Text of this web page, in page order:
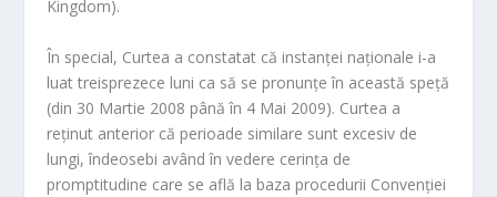
Kingdom).
În special, Curtea a constatat că instanţei naţionale i-a
luat treisprezece luni ca să se pronunţe în această speţă
(din 30 Martie 2008 până în 4 Mai 2009). Curtea a
reţinut anterior că perioade similare sunt excesiv de
lungi, îndeosebi având în vedere cerinţa de
promptitudine care se află la baza procedurii Convenţiei